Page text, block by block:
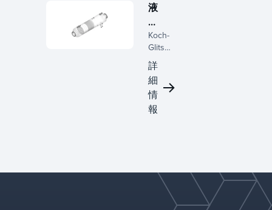
パネ
ル、ダ
ウンカ
マー構
成、サ
ポート
構造の
幅広い
設計を
経験に
より、
液
液
分
離
Koch-
Glitsch
は、容
器、入
口分配
器、合
体およ
ー、ボ
ルテッ
詳
細
情
報